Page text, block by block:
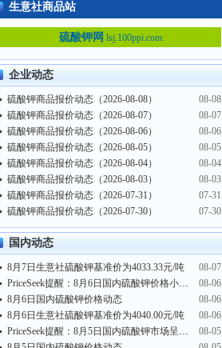
生意社商品站
硫酸钾网 lsj.100ppi.com
企业动态
硫酸钾商品报价动态（2026-08-08）
08-08
硫酸钾商品报价动态（2026-08-07）
08-07
硫酸钾商品报价动态（2026-08-06）
08-06
硫酸钾商品报价动态（2026-08-05）
08-05
硫酸钾商品报价动态（2026-08-04）
08-04
硫酸钾商品报价动态（2026-08-03）
08-03
硫酸钾商品报价动态（2026-07-31）
07-31
硫酸钾商品报价动态（2026-07-30）
07-30
国内动态
8月7日生意社硫酸钾基准价为4033.33元/吨
08-07
PriceSeek提醒：8月6日国内硫酸钾价格小幅回落
08-06
8月6日国内硫酸钾价格动态
08-06
8月6日生意社硫酸钾基准价为4040.00元/吨
08-06
PriceSeek提醒：8月5日国内硫酸钾市场呈弱稳态势
08-05